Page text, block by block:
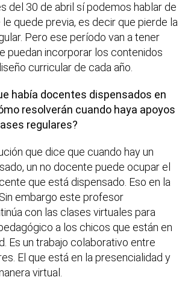
del 30 de abril sí podemos hablar de
le quede previa, es decir que pierde la
Pero ese período van a tener
puedan incorporar los contenidos
curricular de cada año.
había docentes dispensados en
resolverán cuando haya apoyos
regulares?
que dice que cuando hay un
un no docente puede ocupar el
que está dispensado. Eso en la
embargo este profesor
con las clases virtuales para
a los chicos que están en
Es un trabajo colaborativo entre
El que está en la presencialidad y
virtual.